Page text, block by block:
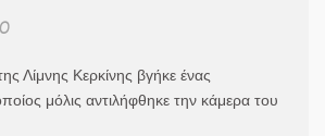
Λίμνης Κερκίνης βγήκε ένας
μόλις αντιλήφθηκε την κάμερα του